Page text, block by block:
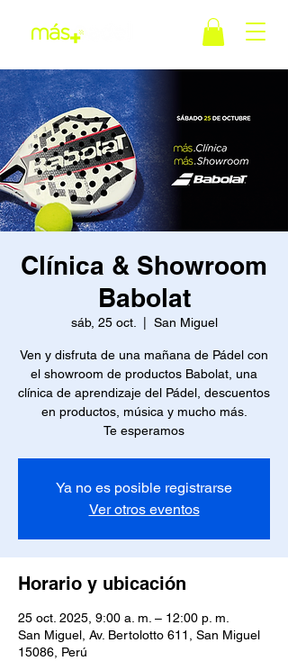
Clínica & Showroom
Babolat
sáb, 25 oct. San Miguel
Ven y disfruta de una mañana de Pádel con
el showroom de productos Babolat, una
clínica de aprendizaje del Pádel, descuentos
en productos, música y mucho más.
Te esperamos
Ya no es posible registrarse
Ver otros eventos
Horario y ubicación
25 oct. 2025, 9:00 a. m. – 12:00 p. m.
San Miguel, Av. Bertolotto 611, San Miguel
15086, Perú